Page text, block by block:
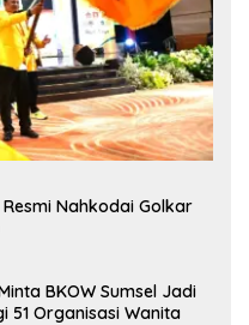
Nahkodai Golkar
BKOW Sumsel Jadi
51 Organisasi Wanita